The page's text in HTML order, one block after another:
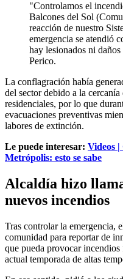
"Controlamos el
Balcones del Sol
reacción de nuestro
emergencia se atendió
hay lesionados ni
Perico.
La conflagración había
del sector debido a la
residenciales, por lo que
evacuaciones preventivas
labores de extinción.
Le puede interesar: Videos |
Metrópolis: esto se sabe
Alcaldía hizo
nuevos incendios
Tras controlar la emergencia,
comunidad para reportar de
que pueda provocar incendios
actual temporada de altas